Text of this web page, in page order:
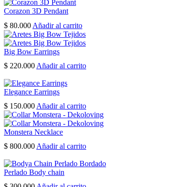
Corazon 3D Pendant
$ 80.000 Añadir al carrito
Big Bow Earrings
$ 220.000 Añadir al carrito
Elegance Earrings
$ 150.000 Añadir al carrito
Monstera Necklace
$ 800.000 Añadir al carrito
Perlado Body chain